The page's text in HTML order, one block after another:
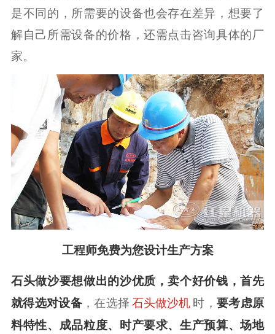
是不同的，所需要的设备也会存在差异，想要了
解自己所需设备的价格，还需点击咨询具体的厂
家。
工程师免费为您设计生产方案
石头做沙要想做出的沙优质，卖个好价钱，首先
就得选对设备，在选择石头做沙机时，要考虑原
料特性、成品粒度、时产要求、生产预算、场地